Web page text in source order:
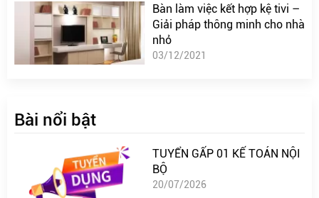
Bàn làm việc kết hợp kệ tivi –
Giải pháp thông minh cho nhà
nhỏ
03/12/2021
Bài nổi bật
TUYỂN GẤP 01 KẾ TOÁN NỘI
BỘ
20/07/2026